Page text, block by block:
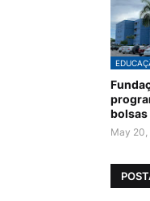
May 20,